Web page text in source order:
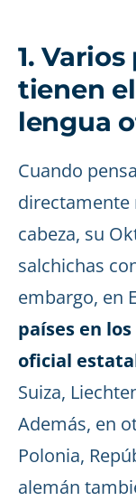
1.
tienen
lengua
Cuando
directamente
cabeza, su
salchichas
embargo, en
países en
oficial
Suiza,
Además, en
Polonia,
alemán